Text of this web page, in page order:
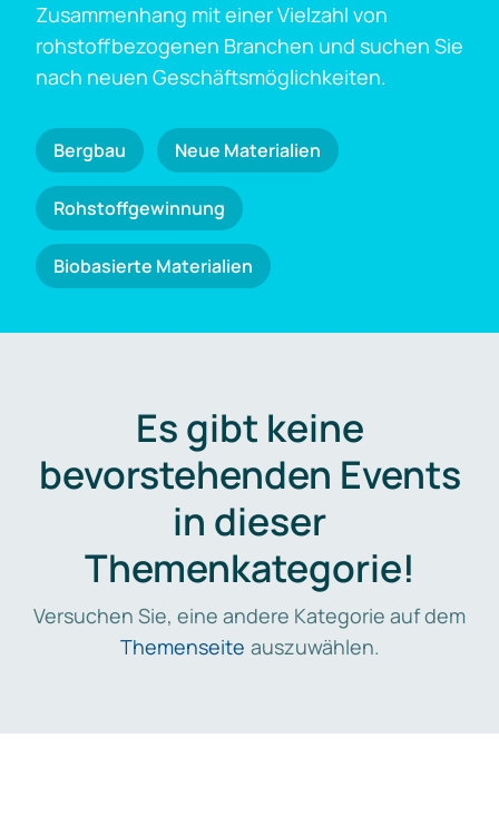
Zusammenhang mit einer Vielzahl von
rohstoffbezogenen Branchen und suchen Sie
nach neuen Geschäftsmöglichkeiten.
Bergbau Neue Materialien
Rohstoffgewinnung
Biobasierte Materialien
Es gibt keine
bevorstehenden Events
in dieser
Themenkategorie!
Versuchen Sie, eine andere Kategorie auf dem
Themenseite auszuwählen.